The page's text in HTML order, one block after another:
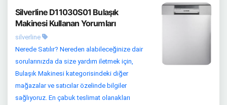
Silverline D11030S01 Bulaşık
Makinesi Kullanan Yorumları
silverline
Nerede Satılır? Nereden alabileceğinize dair
sorularınızda da size yardım iletmek için,
Bulaşık Makinesi kategorisindeki diğer
mağazalar ve satıcılar özelinde bilgiler
sağlıyoruz. En çabuk teslimat olanakları